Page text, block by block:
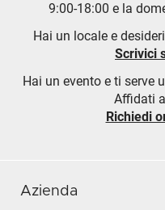
9:00-18:00 e la
Hai un locale e
Scrivici
Hai un evento e ti serve
Affidati
Richiedi
Azienda